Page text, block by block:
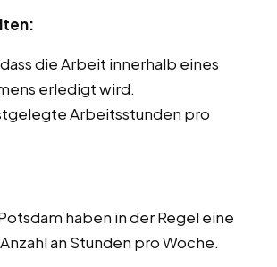
die Arbeit innerhalb eines
erledigt wird.
Arbeitsstunden pro
haben in der Regel eine
an Stunden pro Woche.